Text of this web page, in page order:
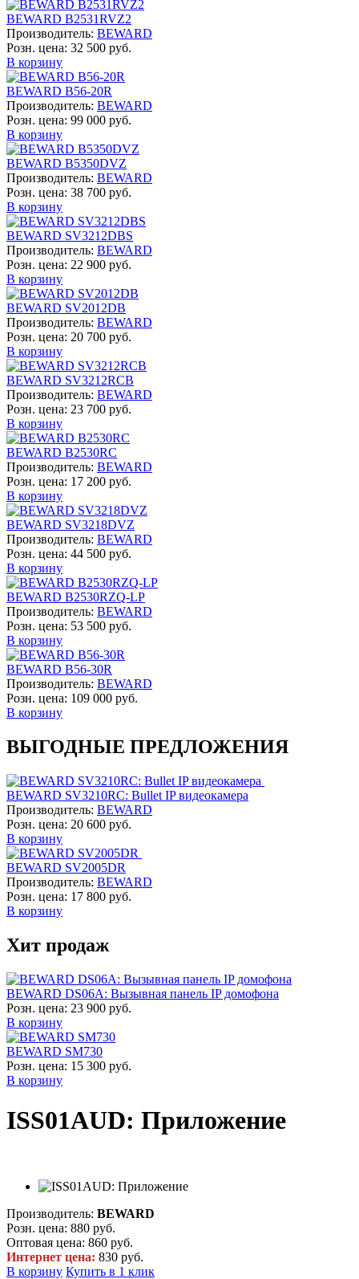
BEWARD B2531RVZ2
Производитель: BEWARD
Розн. цена: 32 500 руб.
В корзину
BEWARD B56-20R
Производитель: BEWARD
Розн. цена: 99 000 руб.
В корзину
BEWARD B5350DVZ
Производитель: BEWARD
Розн. цена: 38 700 руб.
В корзину
BEWARD SV3212DBS
Производитель: BEWARD
Розн. цена: 22 900 руб.
В корзину
BEWARD SV2012DB
Производитель: BEWARD
Розн. цена: 20 700 руб.
В корзину
BEWARD SV3212RCB
Производитель: BEWARD
Розн. цена: 23 700 руб.
В корзину
BEWARD B2530RC
Производитель: BEWARD
Розн. цена: 17 200 руб.
В корзину
BEWARD SV3218DVZ
Производитель: BEWARD
Розн. цена: 44 500 руб.
В корзину
BEWARD B2530RZQ-LP
Производитель: BEWARD
Розн. цена: 53 500 руб.
В корзину
BEWARD B56-30R
Производитель: BEWARD
Розн. цена: 109 000 руб.
В корзину
ВЫГОДНЫЕ ПРЕДЛОЖЕНИЯ
BEWARD SV3210RC: Bullet IP видеокамера
Производитель: BEWARD
Розн. цена: 20 600 руб.
В корзину
BEWARD SV2005DR
Производитель: BEWARD
Розн. цена: 17 800 руб.
В корзину
Хит продаж
BEWARD DS06A: Вызывная панель IP домофона
Розн. цена: 23 900 руб.
В корзину
BEWARD SM730
Розн. цена: 15 300 руб.
В корзину
ISS01AUD: Приложение
Производитель: BEWARD
Розн. цена: 880 руб.
Оптовая цена: 860 руб.
Интернет цена: 830 руб.
В корзину Купить в 1 клик